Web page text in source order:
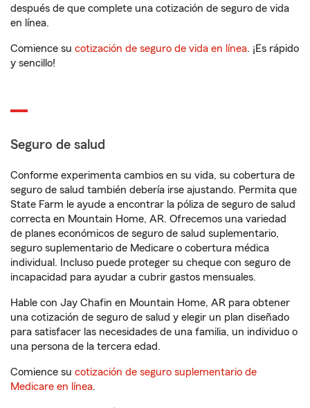
después de que complete una cotización de seguro de vida
en línea.
Comience su cotización de seguro de vida en línea. ¡Es rápido
y sencillo!
Seguro de salud
Conforme experimenta cambios en su vida, su cobertura de
seguro de salud también debería irse ajustando. Permita que
State Farm le ayude a encontrar la póliza de seguro de salud
correcta en Mountain Home, AR. Ofrecemos una variedad
de planes económicos de seguro de salud suplementario,
seguro suplementario de Medicare o cobertura médica
individual. Incluso puede proteger su cheque con seguro de
incapacidad para ayudar a cubrir gastos mensuales.
Hable con Jay Chafin en Mountain Home, AR para obtener
una cotización de seguro de salud y elegir un plan diseñado
para satisfacer las necesidades de una familia, un individuo o
una persona de la tercera edad.
Comience su cotización de seguro suplementario de
Medicare en línea.